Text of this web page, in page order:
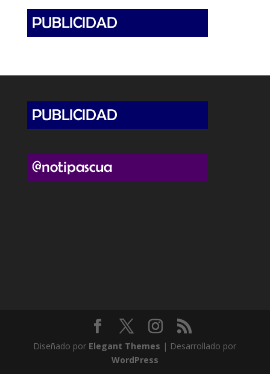
Diseñado por Elegant Themes | Desarrollado por
WordPress